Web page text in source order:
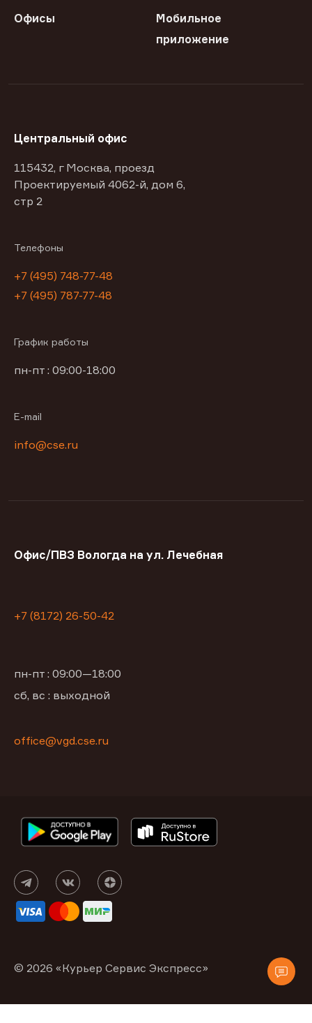
Офисы
Мобильное
приложение
Центральный офис
115432, г Москва, проезд
Проектируемый 4062-й, дом 6,
стр 2
Телефоны
+7 (495) 748-77-48
+7 (495) 787-77-48
График работы
пн-пт : 09:00-18:00
E-mail
info@cse.ru
Офис/ПВЗ Вологда на ул. Лечебная
+7 (8172) 26-50-42
пн-пт : 09:00—18:00
сб, вс : выходной
office@vgd.cse.ru
© 2026 «Курьер Сервис Экспресс»